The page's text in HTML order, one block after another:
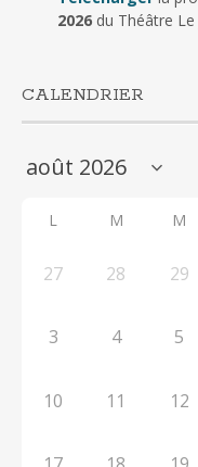
2026du Théâtre Le
CALENDRIER
L M M
27 28 29
3 4 5
10 11 12